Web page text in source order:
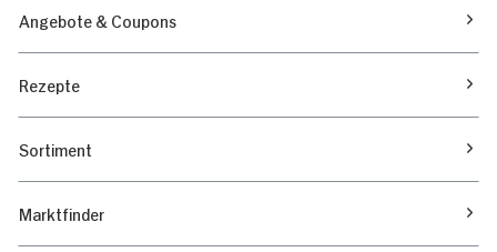
Angebote & Coupons
Rezepte
Sortiment
Marktfinder